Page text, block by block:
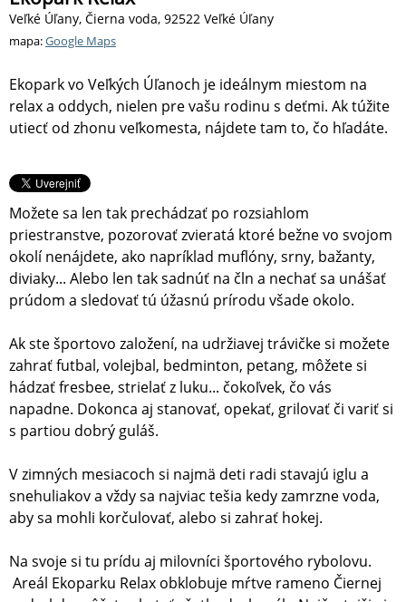
Veľké Úľany, Čierna voda, 92522 Veľké Úľany
mapa:Google Maps
Ekopark vo Veľkých Úľanoch je ideálnym miestom na
relax a oddych, nielen pre vašu rodinu s deťmi. Ak túžite
utiecť od zhonu veľkomesta, nájdete tam to, čo hľadáte.
Možete sa len tak prechádzať po rozsiahlom
priestranstve, pozorovať zvieratá ktoré bežne vo svojom
okolí nenájdete, ako napríklad muflóny, srny, bažanty,
diviaky... Alebo len tak sadnúť na čln a nechať sa unášať
prúdom a sledovať tú úžasnú prírodu všade okolo.
Ak ste športovo založení, na udržiavej trávičke si možete
zahrať futbal, volejbal, bedminton, petang, môžete si
hádzať fresbee, strielať z luku... čokoľvek, čo vás
napadne. Dokonca aj stanovať, opekať, grilovať či variť si
s partiou dobrý guláš.
V zimných mesiacoch si najmä deti radi stavajú iglu a
snehuliakov a vždy sa najviac tešia kedy zamrzne voda,
aby sa mohli korčulovať, alebo si zahrať hokej.
Na svoje si tu prídu aj milovníci športového rybolovu.
Areál Ekoparku Relax obklobuje mŕtve rameno Čiernej